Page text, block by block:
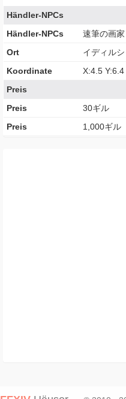
Händler-NPCs
Händler-NPCs
速筆の画家
Ort
イディル
Koordinate
X:4.5 Y:6.4
Preis
Preis
30ギル
Preis
1,000ギル